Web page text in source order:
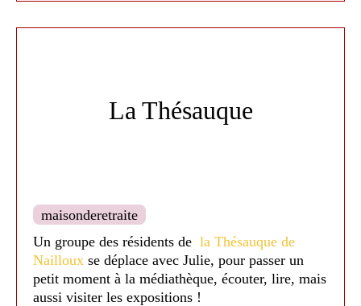
La Thésauque
maisonderetraite
Un groupe des résidents de la Thésauque de
Nailloux se déplace avec Julie, pour passer un
petit moment à la médiathèque, écouter, lire, mais
aussi visiter les expositions !